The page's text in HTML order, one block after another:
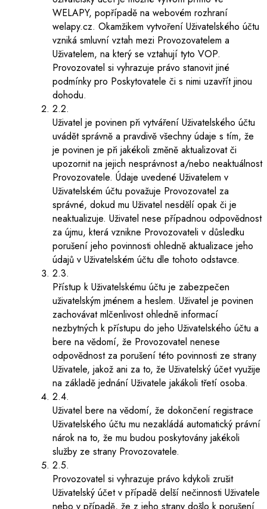
WELAPY, popřípadě na webovém rozhraní
welapy.cz. Okamžikem vytvoření Uživatelského účtu
vzniká smluvní vztah mezi Provozovatelem a
Uživatelem, na který se vztahují tyto VOP.
Provozovatel si vyhrazuje právo stanovit jiné
podmínky pro Poskytovatele či s nimi uzavřít jinou
dohodu.
2.2.
Uživatel je povinen při vytváření Uživatelského účtu
uvádět správně a pravdivě všechny údaje s tím, že
je povinen je při jakékoli změně aktualizovat či
upozornit na jejich nesprávnost a/nebo neaktuálnost
Provozovatele. Údaje uvedené Uživatelem v
Uživatelském účtu považuje Provozovatel za
správné, dokud mu Uživatel nesdělí opak či je
neaktualizuje. Uživatel nese případnou odpovědnost
za újmu, která vznikne Provozovateli v důsledku
porušení jeho povinnosti ohledně aktualizace jeho
údajů v Uživatelském účtu dle tohoto odstavce.
2.3.
Přístup k Uživatelskému účtu je zabezpečen
uživatelským jménem a heslem. Uživatel je povinen
zachovávat mlčenlivost ohledně informací
nezbytných k přístupu do jeho Uživatelského účtu a
bere na vědomí, že Provozovatel nenese
odpovědnost za porušení této povinnosti ze strany
Uživatele, jakož ani za to, že Uživatelský účet využije
na základě jednání Uživatele jakákoli třetí osoba.
2.4.
Uživatel bere na vědomí, že dokončení registrace
Uživatelského účtu mu nezakládá automatický právní
nárok na to, že mu budou poskytovány jakékoli
služby ze strany Provozovatele.
2.5.
Provozovatel si vyhrazuje právo kdykoli zrušit
Uživatelský účet v případě delší nečinnosti Uživatele